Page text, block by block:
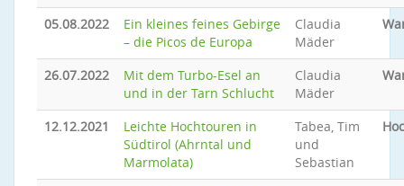
05.08.2022
Ein kleines feines Gebirge
– die Picos de Europa
Claudia
Mäder
26.07.2022
Mit dem Turbo-Esel an
und in der Tarn Schlucht
Claudia
Mäder
12.12.2021
Leichte Hochtouren in
Südtirol (Ahrntal und
Marmolata)
Tabea, Tim
und
Sebastian